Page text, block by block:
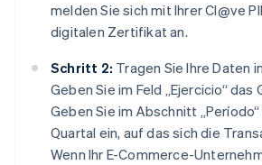
melden Sie sich mit Ihrer Cl@ve
digitalen Zertifikat an.
Schritt 2: Tragen Sie Ihre Daten
Geben Sie im Feld „Ejercicio“
Geben Sie im Abschnitt
Quartal ein, auf das sich die
Wenn Ihr E-Commerce-